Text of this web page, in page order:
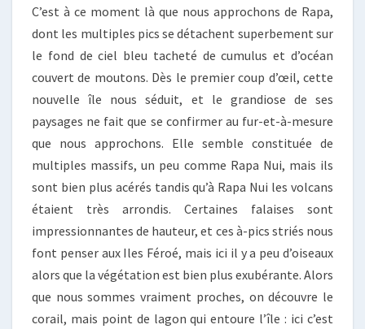
C’est à ce moment là que nous approchons de Rapa,
dont les multiples pics se détachent superbement sur
le fond de ciel bleu tacheté de cumulus et d’océan
couvert de moutons. Dès le premier coup d’œil, cette
nouvelle île nous séduit, et le grandiose de ses
paysages ne fait que se confirmer au fur-et-à-mesure
que nous approchons. Elle semble constituée de
multiples massifs, un peu comme Rapa Nui, mais ils
sont bien plus acérés tandis qu’à Rapa Nui les volcans
étaient très arrondis. Certaines falaises sont
impressionnantes de hauteur, et ces à-pics striés nous
font penser aux Iles Féroé, mais ici il y a peu d’oiseaux
alors que la végétation est bien plus exubérante. Alors
que nous sommes vraiment proches, on découvre le
corail, mais point de lagon qui entoure l’île : ici c’est